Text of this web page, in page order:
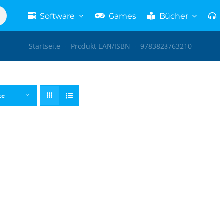
Software Games Bücher
Startseite - Produkt EAN/ISBN - 9783828763210